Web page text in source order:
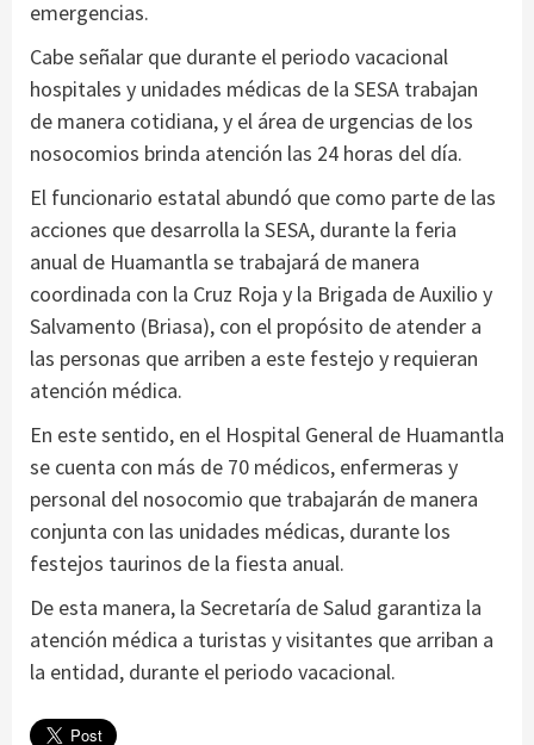
emergencias.
Cabe señalar que durante el periodo vacacional
hospitales y unidades médicas de la SESA trabajan
de manera cotidiana, y el área de urgencias de los
nosocomios brinda atención las 24 horas del día.
El funcionario estatal abundó que como parte de las
acciones que desarrolla la SESA, durante la feria
anual de Huamantla se trabajará de manera
coordinada con la Cruz Roja y la Brigada de Auxilio y
Salvamento (Briasa), con el propósito de atender a
las personas que arriben a este festejo y requieran
atención médica.
En este sentido, en el Hospital General de Huamantla
se cuenta con más de 70 médicos, enfermeras y
personal del nosocomio que trabajarán de manera
conjunta con las unidades médicas, durante los
festejos taurinos de la fiesta anual.
De esta manera, la Secretaría de Salud garantiza la
atención médica a turistas y visitantes que arriban a
la entidad, durante el periodo vacacional.